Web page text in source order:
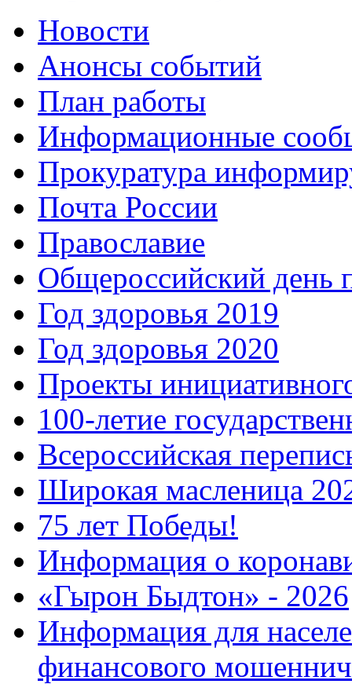
Новости
Анонсы событий
План работы
Информационные
Прокуратура
Почта России
Православие
Общероссийский день
Год здоровья 2019
Год здоровья 2020
Проекты
100-летие
Всероссийская
Широкая масленица
75 лет Победы!
Информация о
«Гырон Быдтон» - 2026
Информация для
финансового